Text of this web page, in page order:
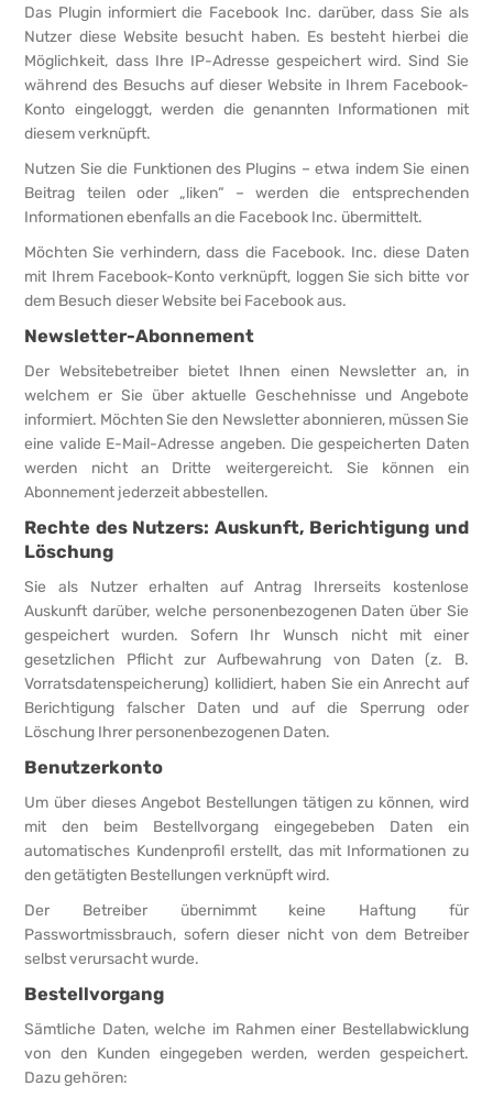
Das Plugin informiert die Facebook Inc. darüber, dass Sie als
Nutzer diese Website besucht haben. Es besteht hierbei die
Möglichkeit, dass Ihre IP-Adresse gespeichert wird. Sind Sie
während des Besuchs auf dieser Website in Ihrem Facebook-
Konto eingeloggt, werden die genannten Informationen mit
diesem verknüpft.
Nutzen Sie die Funktionen des Plugins – etwa indem Sie einen
Beitrag teilen oder „liken“ – werden die entsprechenden
Informationen ebenfalls an die Facebook Inc. übermittelt.
Möchten Sie verhindern, dass die Facebook. Inc. diese Daten
mit Ihrem Facebook-Konto verknüpft, loggen Sie sich bitte vor
dem Besuch dieser Website bei Facebook aus.
Newsletter-Abonnement
Der Websitebetreiber bietet Ihnen einen Newsletter an, in
welchem er Sie über aktuelle Geschehnisse und Angebote
informiert. Möchten Sie den Newsletter abonnieren, müssen Sie
eine valide E-Mail-Adresse angeben. Die gespeicherten Daten
werden nicht an Dritte weitergereicht. Sie können ein
Abonnement jederzeit abbestellen.
Rechte des Nutzers: Auskunft, Berichtigung und
Löschung
Sie als Nutzer erhalten auf Antrag Ihrerseits kostenlose
Auskunft darüber, welche personenbezogenen Daten über Sie
gespeichert wurden. Sofern Ihr Wunsch nicht mit einer
gesetzlichen Pflicht zur Aufbewahrung von Daten (z. B.
Vorratsdatenspeicherung) kollidiert, haben Sie ein Anrecht auf
Berichtigung falscher Daten und auf die Sperrung oder
Löschung Ihrer personenbezogenen Daten.
Benutzerkonto
Um über dieses Angebot Bestellungen tätigen zu können, wird
mit den beim Bestellvorgang eingegebeben Daten ein
automatisches Kundenprofil erstellt, das mit Informationen zu
den getätigten Bestellungen verknüpft wird.
Der Betreiber übernimmt keine Haftung für
Passwortmissbrauch, sofern dieser nicht von dem Betreiber
selbst verursacht wurde.
Bestellvorgang
Sämtliche Daten, welche im Rahmen einer Bestellabwicklung
von den Kunden eingegeben werden, werden gespeichert.
Dazu gehören: